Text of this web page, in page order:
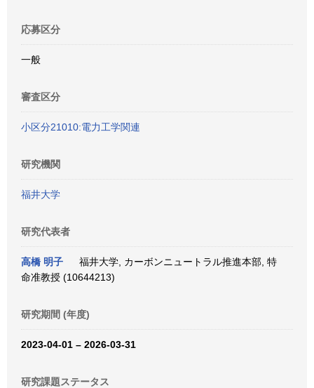
応募区分
一般
審査区分
小区分21010:電力工学関連
研究機関
福井大学
研究代表者
高橋 明子
福井大学, カーボンニュートラル推進本部, 特
命准教授 (10644213)
研究期間 (年度)
2023-04-01 – 2026-03-31
研究課題ステータス